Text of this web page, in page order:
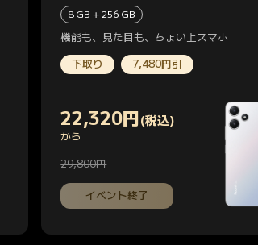
8 GB + 256 GB
機能も、見た目も、ちょい上スマホ
下取り 7,480円引
22,320 円 (税込)
Current Price 円22320
から
29,800円
イベント終了